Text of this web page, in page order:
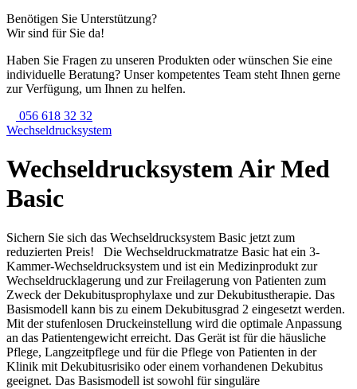
Benötigen Sie Unterstützung?
Wir sind für Sie da!
Haben Sie Fragen zu unseren Produkten oder wünschen Sie eine
individuelle Beratung? Unser kompetentes Team steht Ihnen gerne
zur Verfügung, um Ihnen zu helfen.
056 618 32 32
Wechseldrucksystem
Wechseldrucksystem Air Med
Basic
Sichern Sie sich das Wechseldrucksystem Basic jetzt zum
reduzierten Preis! Die Wechseldruckmatratze Basic hat ein 3-
Kammer-Wechseldrucksystem und ist ein Medizinprodukt zur
Wechseldrucklagerung und zur Freilagerung von Patienten zum
Zweck der Dekubitusprophylaxe und zur Dekubitustherapie. Das
Basismodell kann bis zu einem Dekubitusgrad 2 eingesetzt werden.
Mit der stufenlosen Druckeinstellung wird die optimale Anpassung
an das Patientengewicht erreicht. Das Gerät ist für die häusliche
Pflege, Langzeitpflege und für die Pflege von Patienten in der
Klinik mit Dekubitusrisiko oder einem vorhandenen Dekubitus
geeignet. Das Basismodell ist sowohl für singuläre